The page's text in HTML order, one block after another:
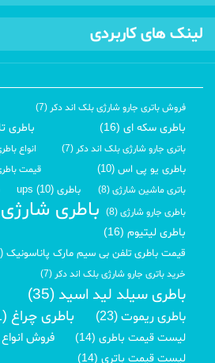
لینک های کاربردی
فروش باتری جارو شارژی بلک اند دکر (7)
باطری سکه ای (16) باطری
باتری جارو شارژی بلک اند دکر (7) انواع
باطری یو پی اس (10)
قیمت
باتری ماشین شارژی (8)
باطری ups (10)
باطری جارو شارژی (8) باطری شارژی
باطری لیتیوم (16)
قیمت باطری تلفن بی سیم مارک پاناسونیک (12)
خرید باتری جارو شارژی بلک اند دکر (7)
باطری سیلد لید اسید (35)
باطری ریموت (23) باطری چراغ (31)
لیست قیمت باطری (14) فروش انواع
لیست قیمت باتری (14)